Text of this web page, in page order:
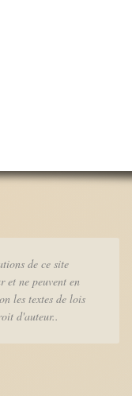
de ce site
et ne peuvent en
les textes de lois
d'auteur..